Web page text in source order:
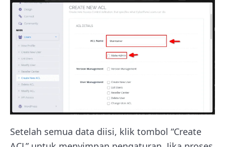
Setelah semua data diisi, klik tombol “Create